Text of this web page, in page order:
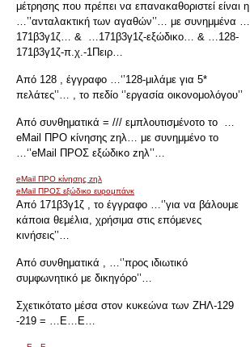
μέτρησης που πρέπει να επανακαθοριστεί είναι η
…’’ανταλακτική των αγαθών’’… με συνημμένα …
171β3γ1ζ… & …171β3γ1ζ-εξώδικο… & …128-
171β3γ1ζ-π.χ.-1Πειρ…
Από 128 , έγγραφο …‘’128-μιλάμε για 5*
πελάτες’’… , το πεδίο ‘’εργασία οικονομολόγου’’
Από συνθηματικά = /// εμπλουτισμένοτο το …
eMail ΠΡΟ κίνησης zηλ… με συνημμένο το
…‘’eMail ΠΡΟΣ εξώδικο zηλ’’…
eMail ΠΡΟ κίνησης zηλ
eMail ΠΡΟΣ εξώδικο ευρομπάνκ
Από 171β3γ1ζ , το έγγραφο …‘’για να βάλουμε
κάποια θεμέλια, χρήσιμα στις επόμενες
κινήσεις’’…
Από συνθηματικά , …‘’προς ιδιωτικό
συμφωνητικό με δικηγόρο’’…
Σχετικότατο μέσα στον κυκεώνα των ΖΗΛ-129
-219 = …Ε…Ε…